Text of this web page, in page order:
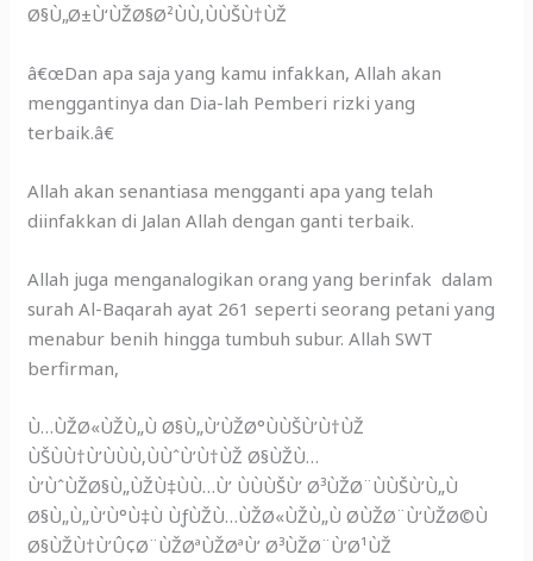
Ø§Ù„Ø±Ù‘ÙŽØ§Ø²ÙÙ‚ÙÙŠÙ†ÙŽ
â€œDan apa saja yang kamu infakkan, Allah akan
menggantinya dan Dia-lah Pemberi rizki yang
terbaik.â€
Allah akan senantiasa mengganti apa yang telah
diinfakkan di Jalan Allah dengan ganti terbaik.
Allah juga menganalogikan orang yang berinfak dalam
surah Al-Baqarah ayat 261 seperti seorang petani yang
menabur benih hingga tumbuh subur. Allah SWT
berfirman,
Ù…ÙŽØ«ÙŽÙ„Ù Ø§Ù„Ù‘ÙŽØ°ÙÙŠÙ’Ù†ÙŽ
ÙŠÙÙ†Ù’ÙÙÙ‚ÙÙˆÙ’Ù†ÙŽ Ø§ÙŽÙ…
Ù’ÙˆÙŽØ§Ù„ÙŽÙ‡ÙÙ…Ù’ ÙÙÙŠÙ’ Ø³ÙŽØ¨ÙÙŠÙ’Ù„Ù
Ø§Ù„Ù„Ù‘Ù°Ù‡Ù ÙƒÙŽÙ…ÙŽØ«ÙŽÙ„Ù Ø­ÙŽØ¨Ù‘ÙŽØ©Ù
Ø§ÙŽÙ†Ù’Û¢Ø¨ÙŽØªÙŽØªÙ’ Ø³ÙŽØ¨Ù’Ø¹ÙŽ